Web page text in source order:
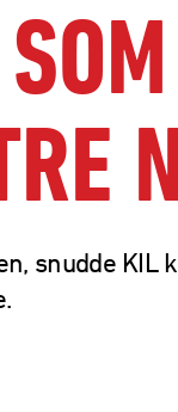
snudde KIL